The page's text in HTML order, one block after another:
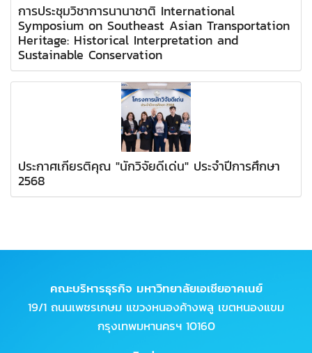
การประชุมวิชาการนานาชาติ International
Symposium on Southeast Asian Transportation
Heritage: Historical Interpretation and
Sustainable Conservation
ประกาศเกียรติคุณ "นักวิจัยดีเด่น" ประจำปีการศึกษา
2568
คณะบริหารธุรกิจ มหาวิทยาลัยเอเชียอาคเนย์
19/1 ถนนเพชรเกษม แขวงหนองค้างพลู เขตหนองแขม
กรุงเทพมหานครฯ 10160